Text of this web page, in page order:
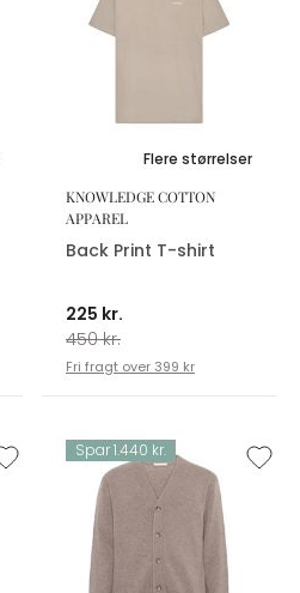
Flere størrelser
KNOWLEDGE COTTON
APPAREL
Back Print T-shirt
225 kr.
450 kr.
Fri fragt over 399 kr
Spar 1.440 kr.